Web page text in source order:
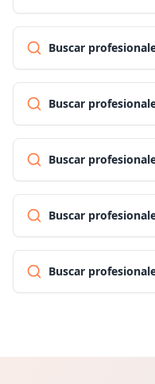
Buscar
Buscar
Buscar
Buscar
Buscar